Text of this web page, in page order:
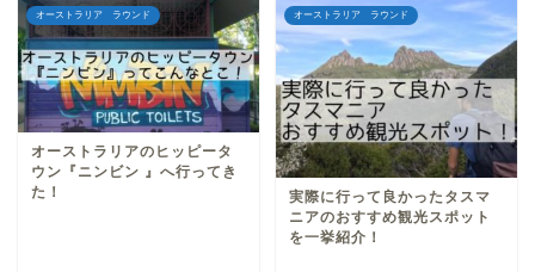
オーストラリア ラウンド
オーストラリアのヒッピータ
ウン『ニンビン 』へ行ってき
た！
オーストラリア ラウンド
実際に行って良かったタスマ
ニアのおすすめ観光スポット
を一挙紹介！